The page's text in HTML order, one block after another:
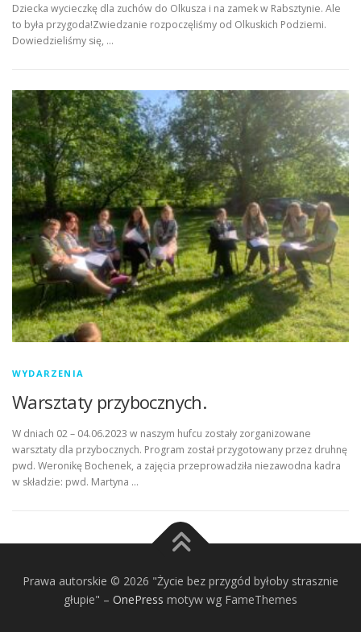
Dziecka wycieczkę dla zuchów do Olkusza i na zamek w Rabsztynie. Ale
to była przygoda!Zwiedzanie rozpoczęliśmy od Olkuskich Podziemi.
Dowiedzieliśmy się, …
WYDARZENIA
Warsztaty przybocznych.
W dniach 02 – 04.06.2023 w naszym hufcu zostały zorganizowane
warsztaty dla przybocznych. Program został przygotowany przez druhnę
pwd. Weronikę Bochenek, a zajęcia przeprowadziła niezawodna kadra
w składzie: pwd. Martyna …
Prawa autorskie © 2026 "Życie bez przygód byłoby strasznie
głupie" – OnePress motyw wg FameThemes